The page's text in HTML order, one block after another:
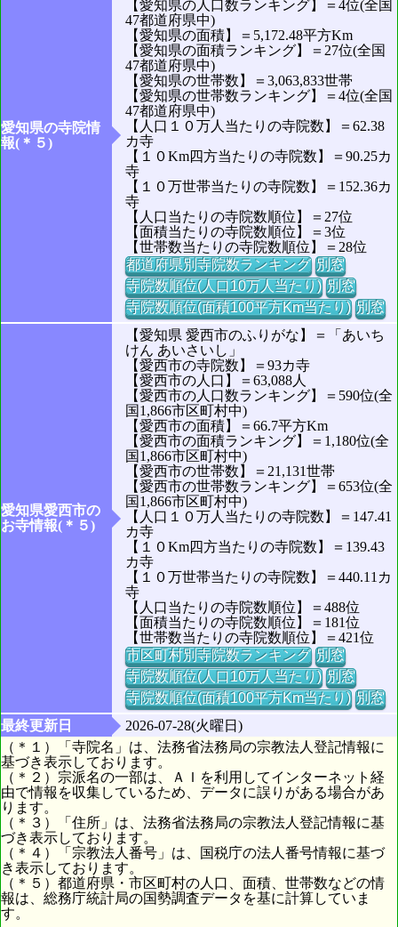
愛知県の寺院情
報(＊５)
【愛知県の人口数ランキング】＝4位(全国
47都道府県中)
【愛知県の面積】＝5,172.48平方Km
【愛知県の面積ランキング】＝27位(全国
47都道府県中)
【愛知県の世帯数】＝3,063,833世帯
【愛知県の世帯数ランキング】＝4位(全国
47都道府県中)
【人口１０万人当たりの寺院数】＝62.38
カ寺
【１０Km四方当たりの寺院数】＝90.25カ
寺
【１０万世帯当たりの寺院数】＝152.36カ
寺
【人口当たりの寺院数順位】＝27位
【面積当たりの寺院数順位】＝3位
【世帯数当たりの寺院数順位】＝28位
都道府県別寺院数ランキング 別窓
寺院数順位(人口10万人当たり) 別窓
寺院数順位(面積100平方Km当たり) 別窓
愛知県愛西市の
お寺情報(＊５)
【愛知県 愛西市のふりがな】＝「あいち
けん あいさいし」
【愛西市の寺院数】＝93カ寺
【愛西市の人口】＝63,088人
【愛西市の人口数ランキング】＝590位(全
国1,866市区町村中)
【愛西市の面積】＝66.7平方Km
【愛西市の面積ランキング】＝1,180位(全
国1,866市区町村中)
【愛西市の世帯数】＝21,131世帯
【愛西市の世帯数ランキング】＝653位(全
国1,866市区町村中)
【人口１０万人当たりの寺院数】＝147.41
カ寺
【１０Km四方当たりの寺院数】＝139.43
カ寺
【１０万世帯当たりの寺院数】＝440.11カ
寺
【人口当たりの寺院数順位】＝488位
【面積当たりの寺院数順位】＝181位
【世帯数当たりの寺院数順位】＝421位
市区町村別寺院数ランキング 別窓
寺院数順位(人口10万人当たり) 別窓
寺院数順位(面積100平方Km当たり) 別窓
最終更新日
2026-07-28(火曜日)
（＊１）「寺院名」は、法務省法務局の宗教法人登記情報に
基づき表示しております。
（＊２）宗派名の一部は、ＡＩを利用してインターネット経
由で情報を収集しているため、データに誤りがある場合があ
ります。
（＊３）「住所」は、法務省法務局の宗教法人登記情報に基
づき表示しております。
（＊４）「宗教法人番号」は、国税庁の法人番号情報に基づ
き表示しております。
（＊５）都道府県・市区町村の人口、面積、世帯数などの情
報は、総務庁統計局の国勢調査データを基に計算していま
す。